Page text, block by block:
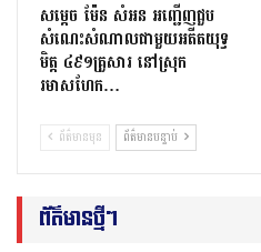
សម្តេច ម៉ែន សំអន អញ្ជើញជួប
សំណេះសំណាលជាមួយអតីតយុទ្ធ
មិត្ត ៤៩១គ្រួសារ នៅស្រុក
រមាសហែក…
ព័ត៌មានមុន ព័ត៌មានបន្ទាប់
ព័ត៌មានថ្មីៗ